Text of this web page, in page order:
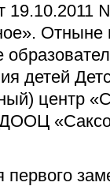
19.10.2011
детей
центр